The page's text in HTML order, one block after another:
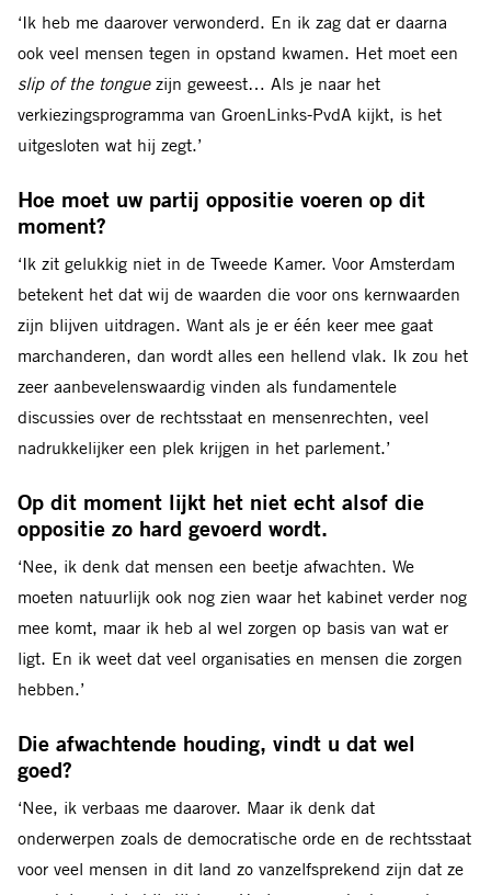
‘Ik heb me daarover verwonderd. En ik zag dat er daarna
ook veel mensen tegen in opstand kwamen. Het moet een
slip of the tonguezijn geweest… Als je naar het
verkiezingsprogramma van GroenLinks-PvdA kijkt, is het
uitgesloten wat hij zegt.’
Hoe moet uw partij oppositie voeren op dit
moment?
‘Ik zit gelukkig niet in de Tweede Kamer. Voor Amsterdam
betekent het dat wij de waarden die voor ons kernwaarden
zijn blijven uitdragen. Want als je er één keer mee gaat
marchanderen, dan wordt alles een hellend vlak. Ik zou het
zeer aanbevelenswaardig vinden als fundamentele
discussies over de rechtsstaat en mensenrechten, veel
nadrukkelijker een plek krijgen in het parlement.’
Op dit moment lijkt het niet echt alsof die
oppositie zo hard gevoerd wordt.
‘Nee, ik denk dat mensen een beetje afwachten. We
moeten natuurlijk ook nog zien waar het kabinet verder nog
mee komt, maar ik heb al wel zorgen op basis van wat er
ligt. En ik weet dat veel organisaties en mensen die zorgen
hebben.’
Die afwachtende houding, vindt u dat wel
goed?
‘Nee, ik verbaas me daarover. Maar ik denk dat
onderwerpen zoals de democratische orde en de rechtsstaat
voor veel mensen in dit land zo vanzelfsprekend zijn dat ze